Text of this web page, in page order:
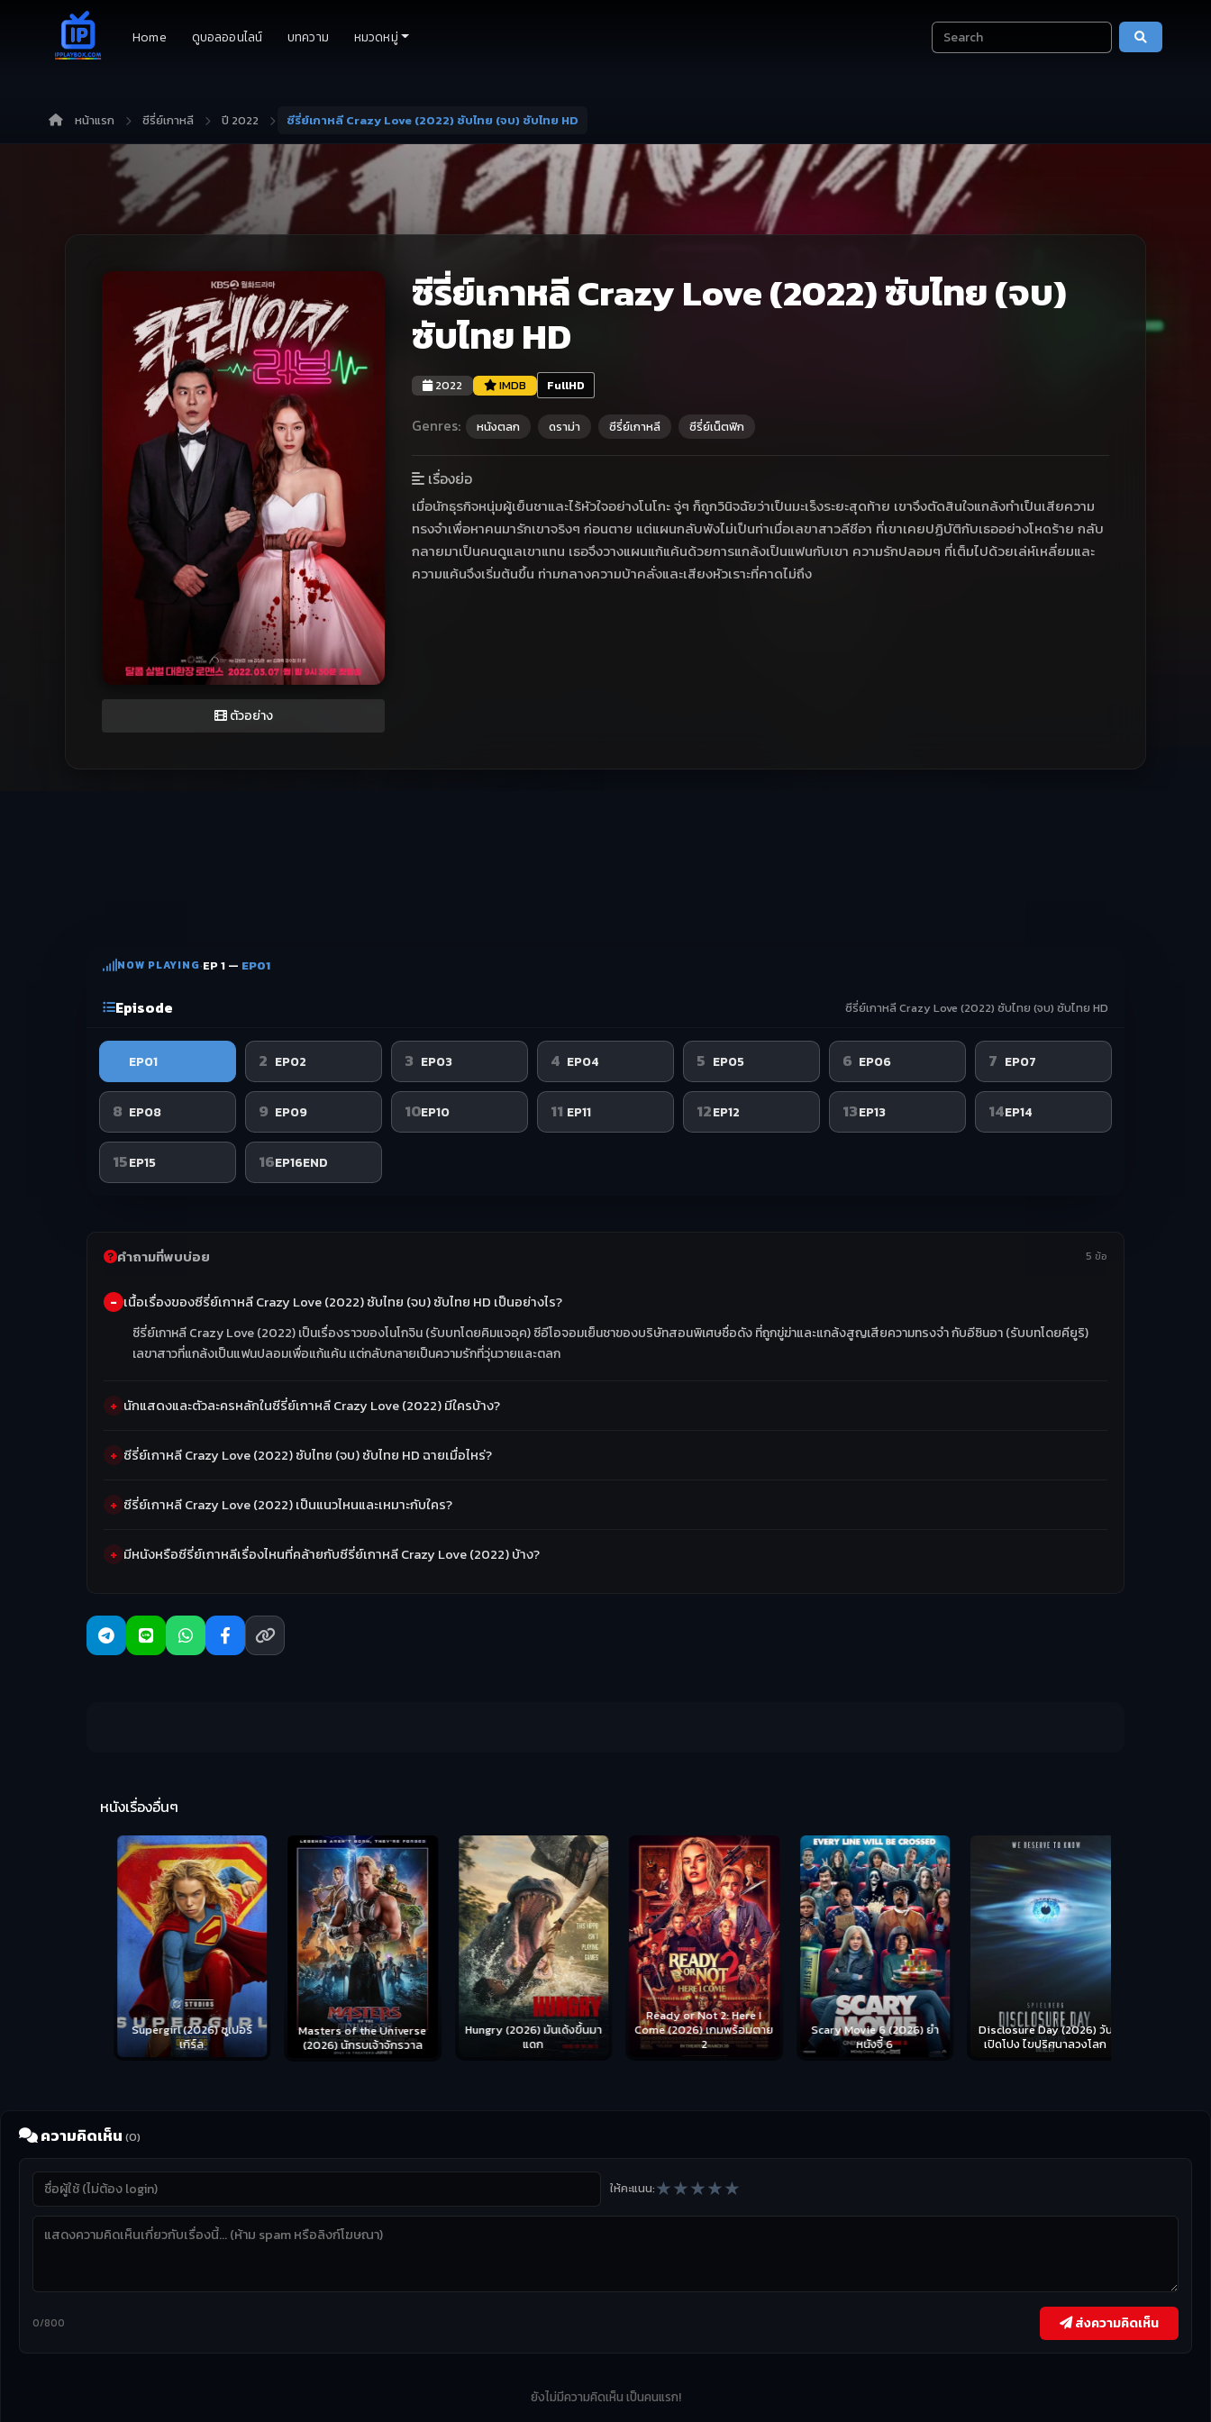
Home ดูบอลออนไลน์ บทความ หมวดหมู่
หน้าแรก ซีรี่ย์เกาหลี ปี 2022 ซีรี่ย์เกาหลี Crazy Love (2022) ซับไทย (จบ) ซับไทย HD
ตัวอย่าง
ซีรี่ย์เกาหลี Crazy Love (2022) ซับไทย (จบ)
ซับไทย HD
2022 IMDB FullHD
Genres: หนังตลก ดราม่า ซีรี่ย์เกาหลี ซีรี่ย์เน็ตฟิก
เรื่องย่อ
เมื่อนักธุรกิจหนุ่มผู้เย็นชาและไร้หัวใจอย่างโนโกะ จู่ๆ ก็ถูกวินิจฉัยว่าเป็นมะเร็งระยะสุดท้าย เขาจึงตัดสินใจแกล้งทำเป็นเสียความ
ทรงจำเพื่อหาคนมารักเขาจริงๆ ก่อนตาย แต่แผนกลับพังไม่เป็นท่าเมื่อเลขาสาวลีชีอา ที่เขาเคยปฏิบัติกับเธออย่างโหดร้าย กลับ
กลายมาเป็นคนดูแลเขาแทน เธอจึงวางแผนแก้แค้นด้วยการแกล้งเป็นแฟนกับเขา ความรักปลอมๆ ที่เต็มไปด้วยเล่ห์เหลี่ยมและ
ความแค้นจึงเริ่มต้นขึ้น ท่ามกลางความบ้าคลั่งและเสียงหัวเราะที่คาดไม่ถึง
NOW PLAYING·EP 1 — EP01
Episode ซีรี่ย์เกาหลี Crazy Love (2022) ซับไทย (จบ) ซับไทย HD
EP01 2 EP02 3 EP03 4 EP04 5 EP05 6 EP06 7 EP07
8 EP08 9 EP09 10EP10 11 EP11 12EP12 13EP13 14EP14
15EP15 16EP16END
คำถามที่พบบ่อย 5 ข้อ
เนื้อเรื่องของซีรี่ย์เกาหลี Crazy Love (2022) ซับไทย (จบ) ซับไทย HD เป็นอย่างไร?
ซีรี่ย์เกาหลี Crazy Love (2022) เป็นเรื่องราวของโนโกจิน (รับบทโดยคิมแจอุค) ซีอีโอจอมเย็นชาของบริษัทสอนพิเศษชื่อดัง ที่ถูกขู่ฆ่าและแกล้งสูญเสียความทรงจำ กับอีซินอา (รับบทโดยคียูริ)
เลขาสาวที่แกล้งเป็นแฟนปลอมเพื่อแก้แค้น แต่กลับกลายเป็นความรักที่วุ่นวายและตลก
นักแสดงและตัวละครหลักในซีรี่ย์เกาหลี Crazy Love (2022) มีใครบ้าง?
ซีรี่ย์เกาหลี Crazy Love (2022) ซับไทย (จบ) ซับไทย HD ฉายเมื่อไหร่?
ซีรี่ย์เกาหลี Crazy Love (2022) เป็นแนวไหนและเหมาะกับใคร?
มีหนังหรือซีรี่ย์เกาหลีเรื่องไหนที่คล้ายกับซีรี่ย์เกาหลี Crazy Love (2022) บ้าง?
หนังเรื่องอื่นๆ
Supergirl (2026) ซูเปอร์
เกิร์ล
Masters of the Universe
(2026) นักรบเจ้าจักรวาล
Hungry (2026) มันเด้งขึ้นมา
แดก
Ready or Not 2: Here I
Come (2026) เกมพร้อมตาย
2
Scary Movie 6 (2026) ยำ
หนังจี้ 6
Disclosure Day (2026) วัน
เปิดโปง ไขปริศนาลวงโลก
ความคิดเห็น (0)
ให้คะแนน:★★★★★
0/800 ส่งความคิดเห็น
ยังไม่มีความคิดเห็น เป็นคนแรก!